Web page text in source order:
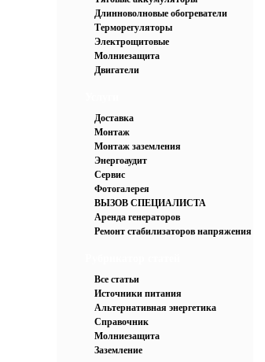
Длинноволновые обогреватели
Терморегуляторы
Электрощитовые
Молниезащита
Двигатели
Доставка
Монтаж
Монтаж заземления
Энергоаудит
Сервис
Фотогалерея
ВЫЗОВ СПЕЦИАЛИСТА
Аренда генераторов
Ремонт стабилизаторов напряжения
Все статьи
Источники питания
Альтернативная энергетика
Справочник
Молниезащита
Заземление